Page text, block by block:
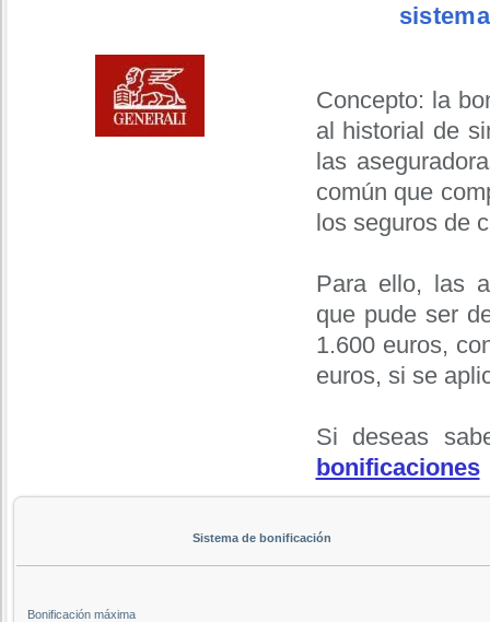
Concepto: la
al historial de
las
común que
los seguros de
Para ello, las
que pude ser
1.600 euros,
euros, si se
Si deseas
bonificaciones
Sistema de bonificación
Bonificación máxima